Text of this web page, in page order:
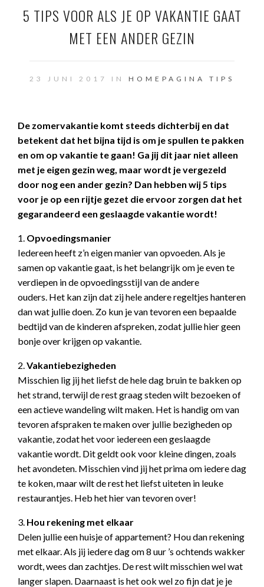
5 TIPS VOOR ALS JE OP VAKANTIE GAAT
MET EEN ANDER GEZIN
23 JUNI 2017 IN HOMEPAGINA TIPS
De zomervakantie komt steeds dichterbij en dat
betekent dat het bijna tijd is om je spullen te pakken
en om op vakantie te gaan! Ga jij dit jaar niet alleen
met je eigen gezin weg, maar wordt je vergezeld
door nog een ander gezin? Dan hebben wij 5 tips
voor je op een rijtje gezet die ervoor zorgen dat het
gegarandeerd een geslaagde vakantie wordt!
1. Opvoedingsmanier
Iedereen heeft z’n eigen manier van opvoeden. Als je
samen op vakantie gaat, is het belangrijk om je even te
verdiepen in de opvoedingsstijl van de andere
ouders. Het kan zijn dat zij hele andere regeltjes hanteren
dan wat jullie doen. Zo kun je van tevoren een bepaalde
bedtijd van de kinderen afspreken, zodat jullie hier geen
bonje over krijgen op vakantie.
2.Vakantiebezigheden
Misschien lig jij het liefst de hele dag bruin te bakken op
het strand, terwijl de rest graag steden wilt bezoeken of
een actieve wandeling wilt maken. Het is handig om van
tevoren afspraken te maken over jullie bezigheden op
vakantie, zodat het voor iedereen een geslaagde
vakantie wordt. Dit geldt ook voor kleine dingen, zoals
het avondeten. Misschien vind jij het prima om iedere dag
te koken, maar wilt de rest het liefst uiteten in leuke
restaurantjes. Heb het hier van tevoren over!
3. Hou rekening met elkaar
Delen jullie een huisje of appartement? Hou dan rekening
met elkaar. Als jij iedere dag om 8 uur ’s ochtends wakker
wordt, wees dan zachtjes. De rest wilt misschien wel wat
langer slapen. Daarnaast is het ook wel zo fijn dat je je